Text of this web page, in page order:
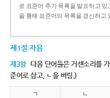
로 표준어 추가 목록을 발표하고 있
을 통해 표준어의 목록을 갱신하고
제1절 자음
제3항 다음 단어들은 거센소리를
준어로 삼고, ㄴ을 버림.)
ㄱ ㄴ